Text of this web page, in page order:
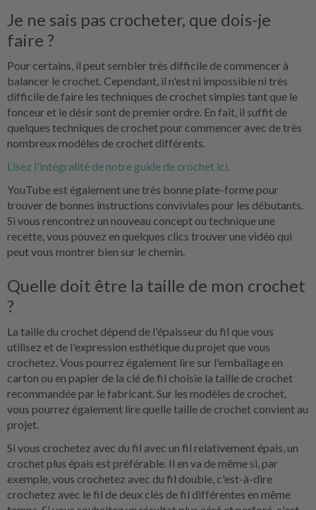
Je ne sais pas crocheter, que dois-je
faire ?
Pour certains, il peut sembler très difficile de commencer à
balancer le crochet. Cependant, il n'est ni impossible ni très
difficile de faire les techniques de crochet simples tant que le
fonceur et le désir sont de premier ordre. En fait, il suffit de
quelques techniques de crochet pour commencer avec de très
nombreux modèles de crochet différents.
Lisez l'intégralité de notre guide de crochet ici.
YouTube est également une très bonne plate-forme pour
trouver de bonnes instructions conviviales pour les débutants.
Si vous rencontrez un nouveau concept ou technique une
recette, vous pouvez en quelques clics trouver une vidéo qui
peut vous montrer bien sur le chemin.
Quelle doit être la taille de mon crochet
?
La taille du crochet dépend de l'épaisseur du fil que vous
utilisez et de l'expression esthétique du projet que vous
crochetez. Vous pourrez également lire sur l'emballage en
carton ou en papier de la clé de fil choisie la taille de crochet
recommandée par le fabricant. Sur les modèles de crochet,
vous pourrez également lire quelle taille de crochet convient au
projet.
Si vous crochetez avec du fil avec un fil relativement épais, un
crochet plus épais est préférable. Il en va de même si, par
exemple, vous crochetez avec du fil double, c'est-à-dire
crochetez avec le fil de deux clés de fil différentes en même